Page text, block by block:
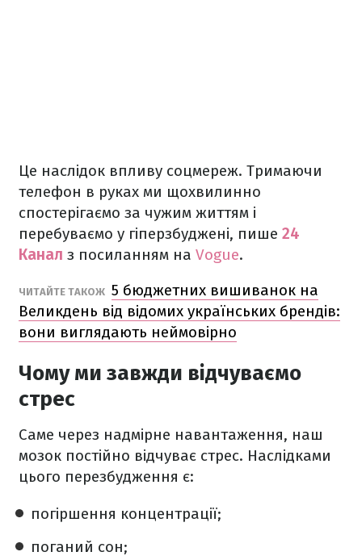
Це наслідок впливу соцмереж. Тримаючи
телефон в руках ми щохвилинно
спостерігаємо за чужим життям і
перебуваємо у гіперзбуджені, пише 24
Канал з посиланням на Vogue.
ЧИТАЙТЕ ТАКОЖ 5 бюджетних вишиванок на
Великдень від відомих українських брендів:
вони виглядають неймовірно
Чому ми завжди відчуваємо
стрес
Саме через надмірне навантаження, наш
мозок постійно відчуває стрес. Наслідками
цього перезбудження є:
погіршення концентрації;
поганий сон;